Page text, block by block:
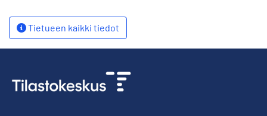
Tietueen kaikki tiedot